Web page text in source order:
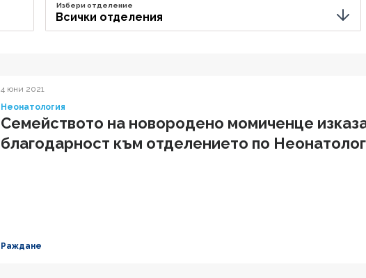
Всички отделения
Избери отделение
4 юни 2021
Неонатология
Семейството на новородено момиченце
благодарност към отделението по
Раждане